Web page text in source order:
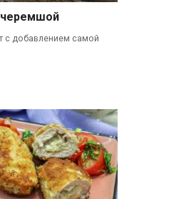
с добавлением самой